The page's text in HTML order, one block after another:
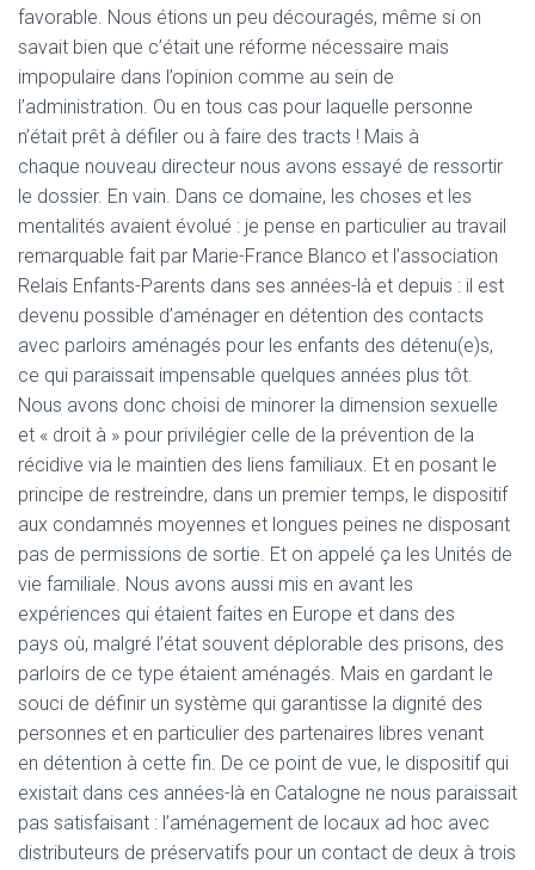
favorable. Nous étions un peu découragés, même si on
savait bien que c’était une réforme nécessaire mais
impopulaire dans l’opinion comme au sein de
l’administration. Ou en tous cas pour laquelle personne
n’était prêt à défiler ou à faire des tracts ! Mais à
chaque nouveau directeur nous avons essayé de ressortir
le dossier. En vain. Dans ce domaine, les choses et les
mentalités avaient évolué : je pense en particulier au travail
remarquable fait par Marie-France Blanco et l’association
Relais Enfants-Parents dans ses années-là et depuis : il est
devenu possible d’aménager en détention des contacts
avec parloirs aménagés pour les enfants des détenu(e)s,
ce qui paraissait impensable quelques années plus tôt.
Nous avons donc choisi de minorer la dimension sexuelle
et « droit à » pour privilégier celle de la prévention de la
récidive via le maintien des liens familiaux. Et en posant le
principe de restreindre, dans un premier temps, le dispositif
aux condamnés moyennes et longues peines ne disposant
pas de permissions de sortie. Et on appelé ça les Unités de
vie familiale. Nous avons aussi mis en avant les
expériences qui étaient faites en Europe et dans des
pays où, malgré l’état souvent déplorable des prisons, des
parloirs de ce type étaient aménagés. Mais en gardant le
souci de définir un système qui garantisse la dignité des
personnes et en particulier des partenaires libres venant
en détention à cette fin. De ce point de vue, le dispositif qui
existait dans ces années-là en Catalogne ne nous paraissait
pas satisfaisant : l’aménagement de locaux ad hoc avec
distributeurs de préservatifs pour un contact de deux à trois